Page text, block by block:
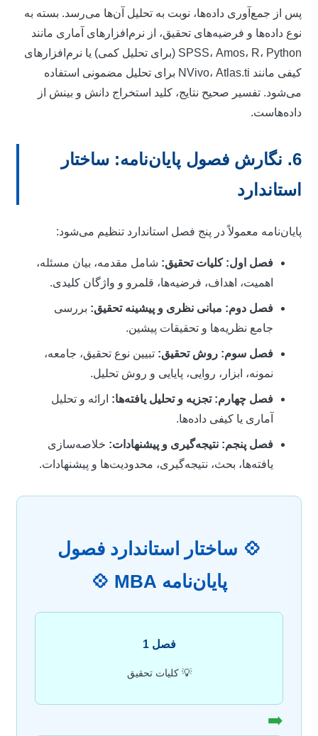
از جمع‌آوری داده‌ها، نوبت به تحلیل آن‌ها می‌رسد. بسته به
داده‌ها و فرضیه‌های تحقیق، از نرم‌افزارهای آماری مانند
SPSS، Amos، R، Python (برای تحلیل کمی) یا نرم‌افزارهای
کیفی مانند NVivo، Atlas.ti برای تحلیل مضمونی استفاده
تفسیر صحیح نتایج، کلید استخراج دانش و بینش از
6. نگارش فصول پایان‌نامه: ساختار
معمولاً در پنج فصل استاندارد تنظیم می‌شود:
فصل اول: کلیات تحقیق:شامل مقدمه، بیان مسئله،
اهمیت، اهداف، فرضیه‌ها، قلمرو و واژگان کلیدی.
فصل دوم: مبانی نظری و پیشینه تحقیق:بررسی
جامع نظریه‌ها و تحقیقات پیشین.
فصل سوم: روش تحقیق:تبیین نوع تحقیق، جامعه،
نمونه، ابزار، روایی، پایایی و روش تحلیل.
فصل چهارم: تجزیه و تحلیل یافته‌ها:ارائه و تحلیل
آماری یا کیفی داده‌ها.
فصل پنجم: نتیجه‌گیری و پیشنهادات: خلاصه‌سازی
یافته‌ها، بحث، نتیجه‌گیری، محدودیت‌ها و پیشنهادات.
💠 ساختار استاندارد فصول
پایان‌نامه MBA 💠
فصل 1
💡 کلیات تحقیق